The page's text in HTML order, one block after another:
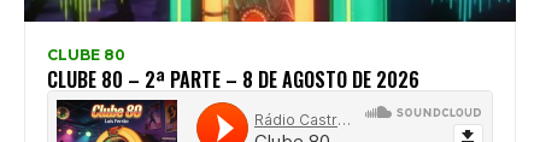
CLUBE 80
CLUBE 80 – 2ª PARTE – 8 DE AGOSTO DE 2026